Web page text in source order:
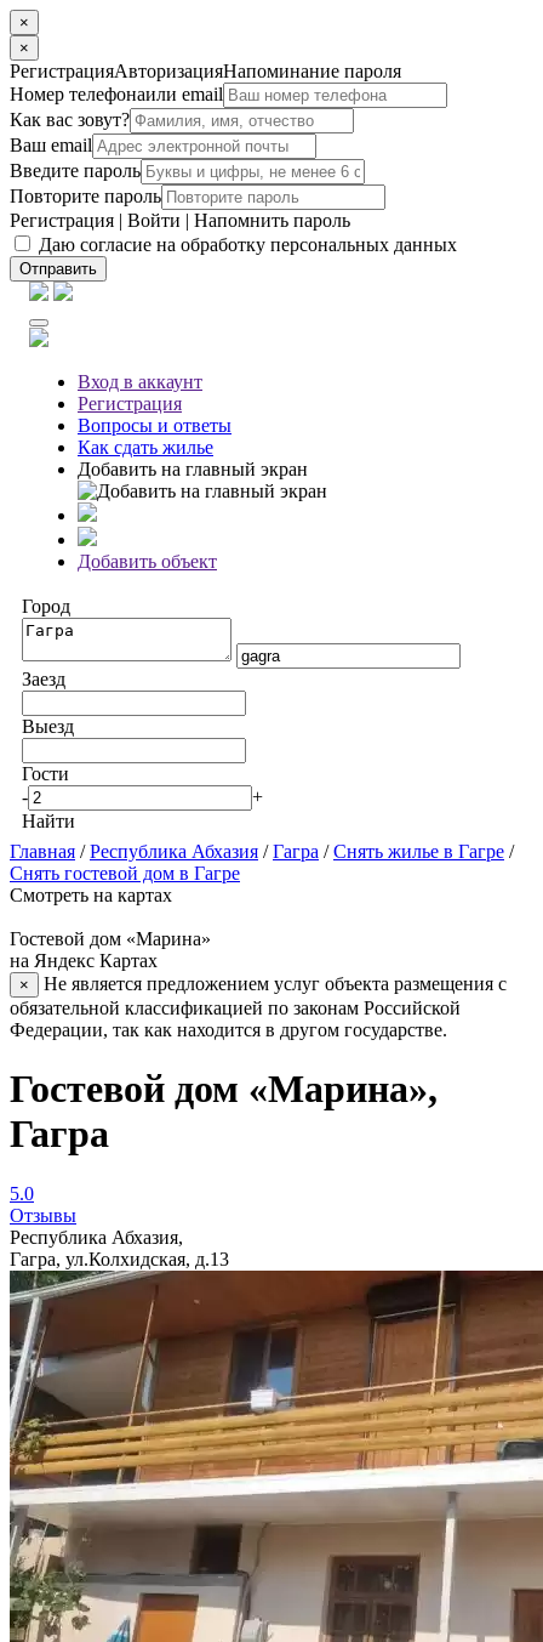
×
×
РегистрацияАвторизацияНапоминание пароля
Номер телефонаили email
Как вас зовут?
Ваш email
Введите пароль
Повторите пароль
Регистрация | Войти | Напомнить пароль
Даю согласие на обработку персональных данных
Отправить
Вход в аккаунт
Регистрация
Вопросы и ответы
Как сдать жилье
Добавить на главный экран
Добавить объект
Город
Заезд
Выезд
Гости
-
+
Найти
Главная /Республика Абхазия /Гагра /Снять жилье в Гагре /
Снять гостевой дом в Гагре
Смотреть на картах
Гостевой дом «Марина»
на Яндекс Картах
×
Не является предложением услуг объекта размещения с
обязательной классификацией по законам Российской
Федерации, так как находится в другом государстве.
Гостевой дом «Марина»,
Гагра
5.0
Отзывы
Республика Абхазия,
Гагра, ул.Колхидская, д.13